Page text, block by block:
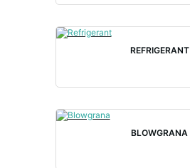
REFRIGERANT
BLOWGRANA